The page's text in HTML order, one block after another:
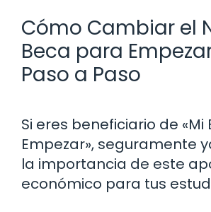
Cómo Cambiar el
Beca para
Paso a Paso
Si eres beneficiario de
Empezar», seguramente
la importancia de este
económico para tus